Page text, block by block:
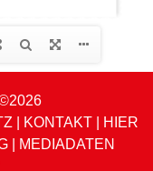
KONTAKT
HIER
|
MEDIADATEN